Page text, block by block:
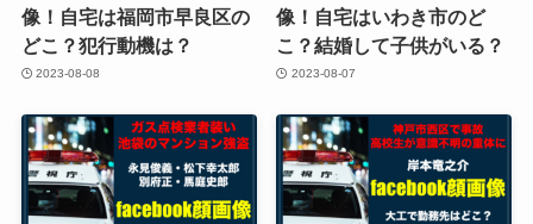
像！自宅は福岡市早良区の
どこ？犯行動機は？
2023-08-08
像！自宅はいわき市のど
こ？結婚して子供がいる？
2023-08-07